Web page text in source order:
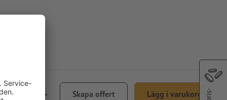
926,01 Skapa offert Lägg i varukorg